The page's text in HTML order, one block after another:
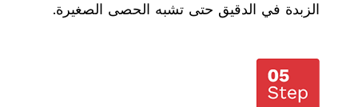
الزبدة في الدقيق حتى تشبه الحصى الصغيرة.